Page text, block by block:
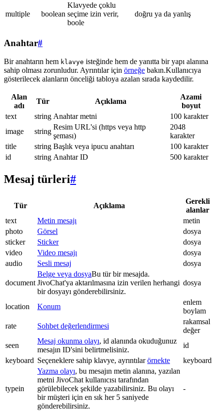
multiple boolean
Klavyede çoklu
seçime izin verir,
boole
doğru ya da yanlış
Anahtar#
Bir anahtarın hem klavye isteğinde hem de yanıtta bir yapı alanına
sahip olması zorunludur. Ayrıntılar için örneğe bakın.Kullanıcıya
gösterilecek alanların önceliği tabloya azalan sırada kaydedilir.
Alan
adı
Tür Açıklama
Azami
boyut
text
string Anahtar metni
100 karakter
image
string
Resim URL'si (https veya http
şeması)
2048
karakter
title
string Başlık veya ipucu anahtarı
100 karakter
id
string Anahtar ID 500 karakter
Mesaj türleri#
Tür Açıklama
Gerekli
alanlar
text
Metin mesajı
metin
photo
Görsel
dosya
sticker
Sticker
dosya
video
Video mesajı
dosya
audio
Sesli mesaj dosya
document
Belge veya dosyaBu tür bir mesajda.
JivoChat'ya aktarılmasına izin verilen herhangi
bir dosyayı gönderebilirsiniz.
dosya
location Konum
enlem
boylam
rate
Sohbet değerlendirmesi
rakamsal
değer
seen
Mesaj okunma olayı, id alanında okuduğunuz
mesajın ID'sini belirtmelisiniz.
id
keyboard Seçeneklere sahip klavye, ayrıntılarörnekte keyboard
typein
Yazma olayı, bu mesajın metin alanına, yazılan
metni JivoChat kullanıcısı tarafından
görülebilecek şekilde yazabilirsiniz. Bu olayı
bir müşteri için en sık her 5 saniyede
gönderebilirsiniz.
-